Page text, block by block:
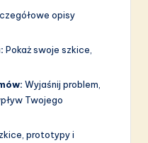
opisy
Pokaż swoje szkice,
Wyjaśnij problem,
Twojego
prototypy i